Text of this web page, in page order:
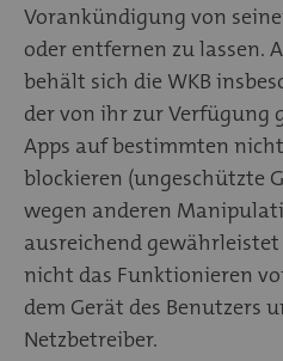
Vorankündigung von
oder entfernen zu lassen.
behält sich die WKB
der von ihr zur Verfügung
Apps auf bestimmten
blockieren (ungeschützte
wegen anderen
ausreichend
nicht das Funktionieren
dem Gerät des Benutzers
Netzbetreiber.